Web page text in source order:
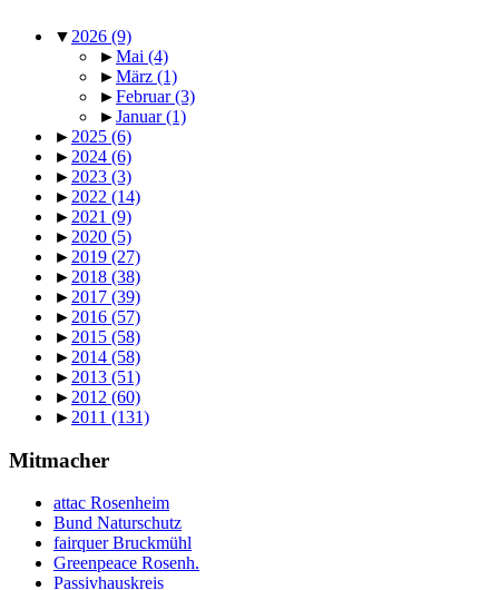
▼ 2026 (9)
►Mai (4)
►März (1)
►Februar(3)
►Januar(1)
► 2025 (6)
► 2024 (6)
► 2023 (3)
► 2022 (14)
► 2021 (9)
► 2020 (5)
► 2019 (27)
► 2018 (38)
► 2017 (39)
► 2016 (57)
► 2015 (58)
► 2014 (58)
► 2013 (51)
► 2012 (60)
► 2011 (131)
Mitmacher
attac Rosenheim
Bund Naturschutz
fairquer Bruckmühl
Greenpeace Rosenh.
Passivhauskreis